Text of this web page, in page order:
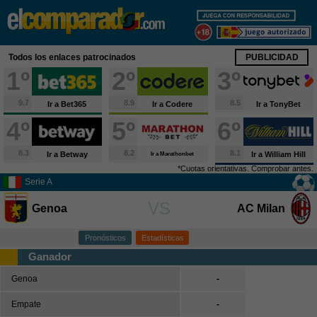
Todos los enlaces patrocinados PUBLICIDAD
1º
9.7 Ir a Bet365
2º
8.9 Ir a Codere
3º
8.5 Ir a TonyBet
4º
8.3 Ir a Betway
5º
8.2 Ir a Marathonbet
6º
8.1
Ir a William Hill
*Cuotas orientativas. Comprobar antes.
Serie A
Genoa AC Milan
Pronósticos Estadísticas
Ganador
Genoa
Empate
-
-
X
Fútbol
España
Primera División
Segunda División
Segunda B
Tercera División
Europa
Premier League
Bundesliga